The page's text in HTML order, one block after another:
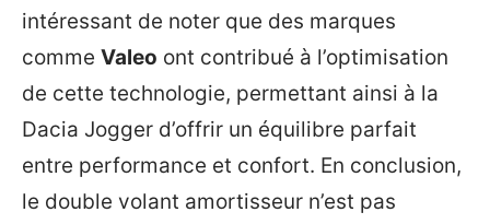
intéressant de noter que des marques
comme Valeo ont contribué à l’optimisation
de cette technologie, permettant ainsi à la
Dacia Jogger d’offrir un équilibre parfait
entre performance et confort. En conclusion,
le double volant amortisseur n’est pas